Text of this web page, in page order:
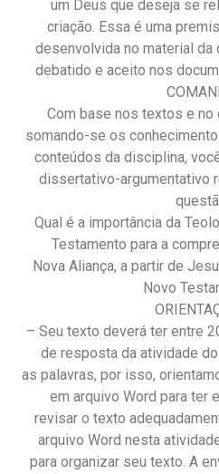
um Deus que deseja se
criação. Essa é uma
desenvolvida no material
debatido e aceito nos
Com base nos textos e no
somando-se os
conteúdos da disciplina,
dissertativo-argumentativo
Qual é a importância da
Testamento para a
Nova Aliança, a partir de
Novo
– Seu texto deverá ter entre
de resposta da atividade
as palavras, por isso,
em arquivo Word para ter
revisar o texto
arquivo Word nesta
para organizar seu texto. A